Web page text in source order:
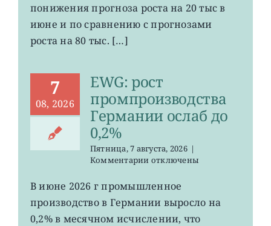
США
неожиданно
понижения прогноза роста на 20 тыс в
июне и по сравнению с прогнозами
роста на 80 тыс. […]
7
08, 2026
EWG: рост
промпроизводства
Германии ослаб до
0,2%
Пятница, 7 августа, 2026 |
Комментариик
EWG:
рост
промпроизводства
Германии
отключены
В июне 2026 г промышленное
производство в Германии выросло на
0,2% в месячном исчислении, что